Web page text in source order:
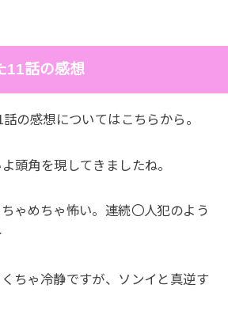
11話の感想
の感想についてはこちらから。
頭角を現してきましたね。
ゃめちゃ怖い。連続〇人犯のよう
ちゃ冷静ですが、ソンイと真逆す